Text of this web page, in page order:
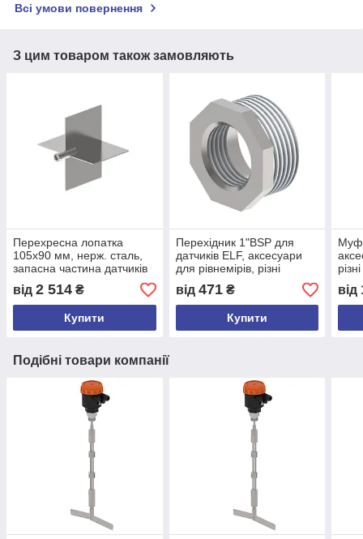
Всі умови повернення
З цим товаром також замовляють
Перехресна лопатка
105x90 мм, нерж. сталь,
запасна частина датчиків
ELF
від 2 514 ₴
Купити
Перехідник 1"BSP для
датчиків ELF, аксесуари
для рівнемірів, різні
діаметри різьби
від 471₴
Купити
від
Подібні товари компанії